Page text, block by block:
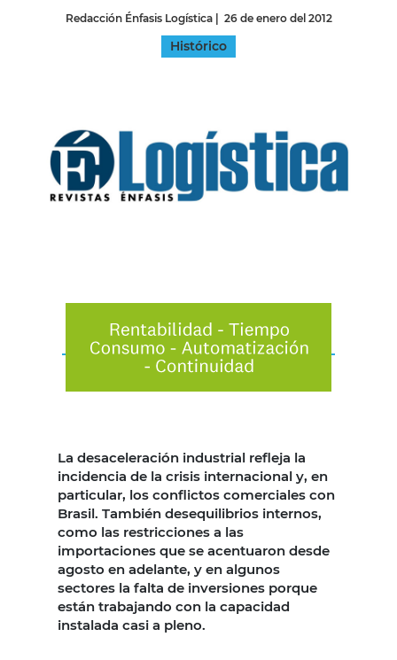
Redacción Énfasis Logística| 26 de enero del 2012
Histórico
La desaceleración industrial refleja la
incidencia de la crisis internacional y, en
particular, los conflictos comerciales con
Brasil. También desequilibrios internos,
como las restricciones a las
importaciones que se acentuaron desde
agosto en adelante, y en algunos
sectores la falta de inversiones porque
están trabajando con la capacidad
instalada casi a pleno.